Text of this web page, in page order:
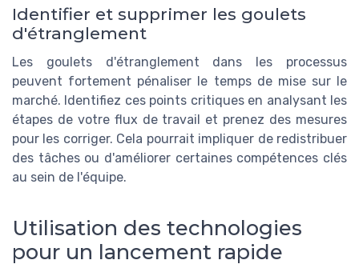
Identifier et supprimer les goulets
d'étranglement
Les goulets d'étranglement dans les processus
peuvent fortement pénaliser le temps de mise sur le
marché. Identifiez ces points critiques en analysant les
étapes de votre flux de travail et prenez des mesures
pour les corriger. Cela pourrait impliquer de redistribuer
des tâches ou d'améliorer certaines compétences clés
au sein de l'équipe.
Utilisation des technologies
pour un lancement rapide